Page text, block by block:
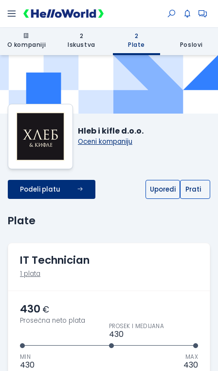
O kompaniji
2
Iskustva
2
Plate
Poslovi
Hleb i kifle d.o.o.
Oceni kompaniju
Podeli platu Uporedi Prati
Plate
IT Technician
1 plata
430 €
Prosečna neto plata
MIN
430
PROSEK I MEDIJANA
430
MAX
430